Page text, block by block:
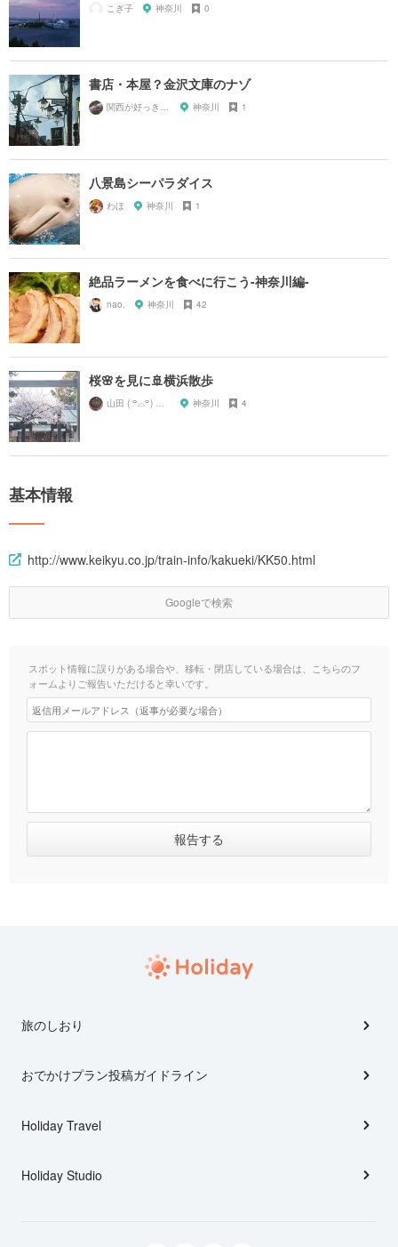
こぎ子 神奈川 0
書店・本屋？金沢文庫のナゾ
神奈川 1
八景島シーパラダイス
わほ 神奈川 1
絶品ラーメンを食べに行こう-神奈川編-
nao. 神奈川 42
桜🌸を見に🚢横浜散歩
神奈川 4
基本情報
http://www.keikyu.co.jp/train-info/kakueki/KK50.html
Googleで検索
スポット情報に誤りがある場合や、移転・閉店している場合は、こちらのフ
ォームよりご報告いただけると幸いです。
旅のしおり
おでかけプラン投稿ガイドライン
Holiday Travel
Holiday Studio